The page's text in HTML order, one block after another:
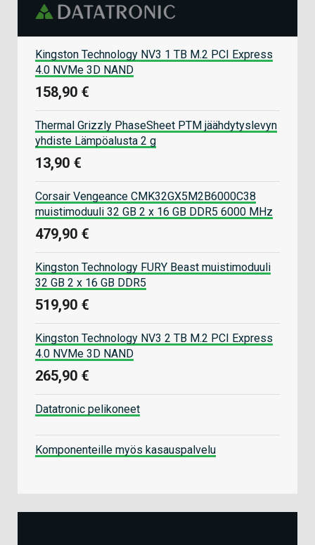
Kingston Technology NV3 1 TB M.2 PCI Express
4.0 NVMe 3D NAND
158,90 €
Thermal Grizzly PhaseSheet PTM jäähdytyslevyn
yhdiste Lämpöalusta 2 g
13,90 €
Corsair Vengeance CMK32GX5M2B6000C38
muistimoduuli 32 GB 2 x 16 GB DDR5 6000 MHz
479,90 €
Kingston Technology FURY Beast muistimoduuli
32 GB 2 x 16 GB DDR5
519,90 €
Kingston Technology NV3 2 TB M.2 PCI Express
4.0 NVMe 3D NAND
265,90 €
Datatronic pelikoneet
Komponenteille myös kasauspalvelu